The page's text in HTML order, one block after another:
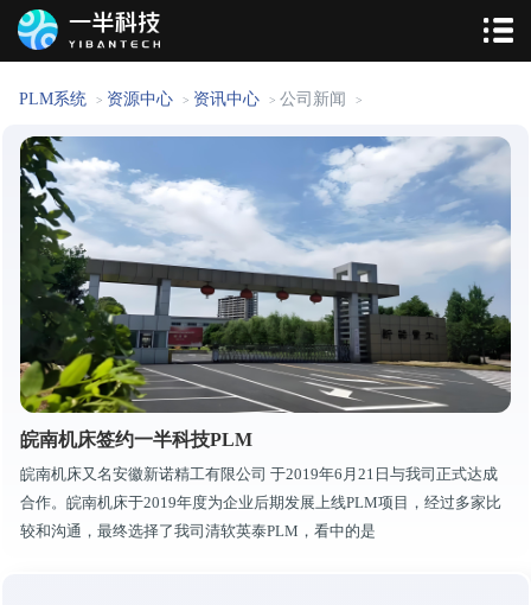
PLM系统 > 资源中心 > 资讯中心 > 公司新闻 >
皖南机床签约一半科技PLM
皖南机床又名安徽新诺精工有限公司 于2019年6月21日与我司正式达成
合作。皖南机床于2019年度为企业后期发展上线PLM项目，经过多家比
较和沟通，最终选择了我司清软英泰PLM，看中的是